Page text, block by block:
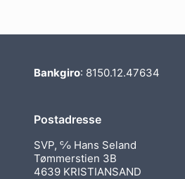
Bankgiro: 8150.12.47634
Postadresse
SVP, ℅ Hans Seland
Tømmerstien 3B
4639 KRISTIANSAND